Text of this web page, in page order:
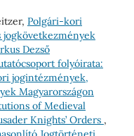
Polgári-kori
Dezső
folyóirata:
jogintézmények,
Magyarországon
of Medieval
Knights’ Orders ,